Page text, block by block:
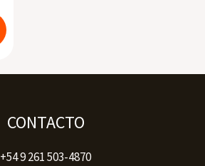
CONTACTO
+54 9 261 503-4870